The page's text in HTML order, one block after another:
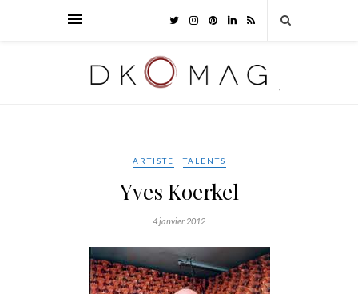
ARTISTE TALENTS
Yves Koerkel
4 janvier 2012